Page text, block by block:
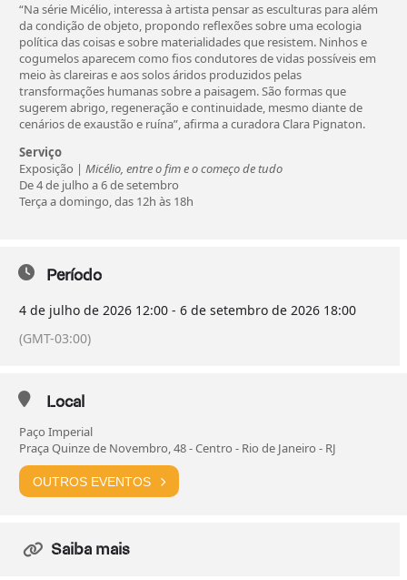
“Na série Micélio, interessa à artista pensar as esculturas para além
da condição de objeto, propondo reflexões sobre uma ecologia
política das coisas e sobre materialidades que resistem. Ninhos e
cogumelos aparecem como fios condutores de vidas possíveis em
meio às clareiras e aos solos áridos produzidos pelas
transformações humanas sobre a paisagem. São formas que
sugerem abrigo, regeneração e continuidade, mesmo diante de
cenários de exaustão e ruína”, afirma a curadora Clara Pignaton.
Serviço
Exposição | Micélio, entre o fim e o começo de tudo
De 4 de julho a 6 de setembro
Terça a domingo, das 12h às 18h
Período
4 de julho de 2026 12:00 - 6 de setembro de 2026 18:00
(GMT-03:00)
Local
Paço Imperial
Praça Quinze de Novembro, 48 - Centro - Rio de Janeiro - RJ
OUTROS EVENTOS
Saiba mais